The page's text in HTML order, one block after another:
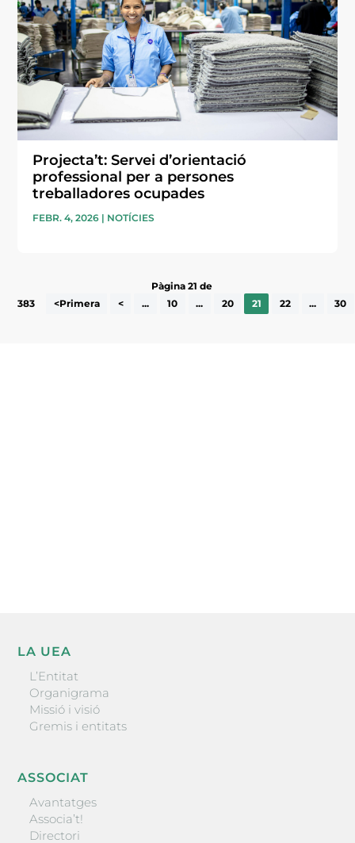
Projecta’t: Servei d’orientació
professional per a persones
treballadores ocupades
FEBR. 4, 2026 | NOTÍCIES
Pàgina 21 de
383
<Primera < ... 10 ... 20 21 22 ... 30
LA UEA
L’Entitat
Organigrama
Missió i visió
Gremis i entitats
ASSOCIAT
Avantatges
Associa’t!
Directori